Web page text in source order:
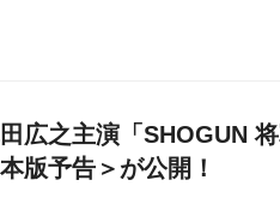
広之主演「SHOGUN
版予告＞が公開！